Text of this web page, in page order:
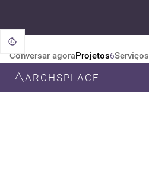
ARCHSPLACE
Conversar agoraProjetos6Serviços
CATEGORIA
TODOS ARQUITETURA